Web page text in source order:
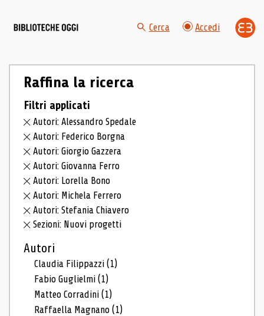
Cerca Accedi
Raffina la ricerca
Filtri applicati
Autori: Alessandro Spedale
Autori: Federico Borgna
Autori: Giorgio Gazzera
Autori: Giovanna Ferro
Autori: Lorella Bono
Autori: Michela Ferrero
Autori: Stefania Chiavero
Sezioni: Nuovi progetti
Autori
Claudia Filippazzi(1)
Fabio Guglielmi(1)
Matteo Corradini(1)
Raffaella Magnano(1)